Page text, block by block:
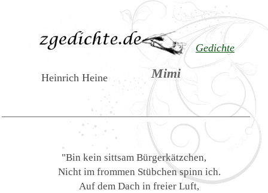
Gedichte
Mimi
Heinrich Heine
"Bin kein sittsam Bürgerkätzchen,
Nicht im frommen Stübchen spinn ich.
Auf dem Dach in freier Luft,